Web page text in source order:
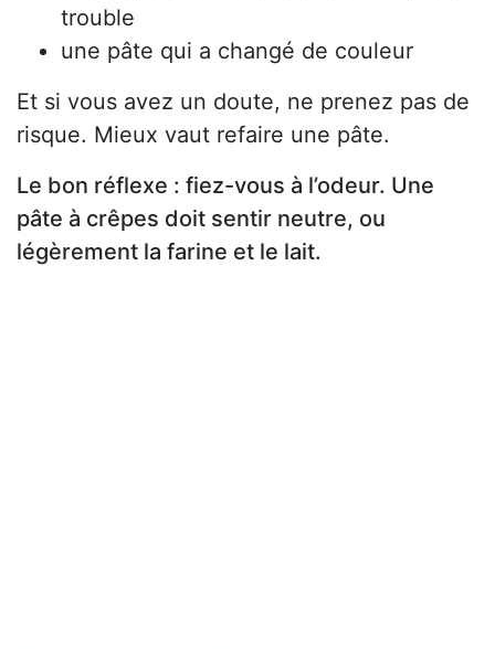
trouble
une pâte qui a changé de couleur
Et si vous avez un doute, ne prenez pas de
risque. Mieux vaut refaire une pâte.
Le bon réflexe : fiez-vous à l’odeur. Une
pâte à crêpes doit sentir neutre, ou
légèrement la farine et le lait.